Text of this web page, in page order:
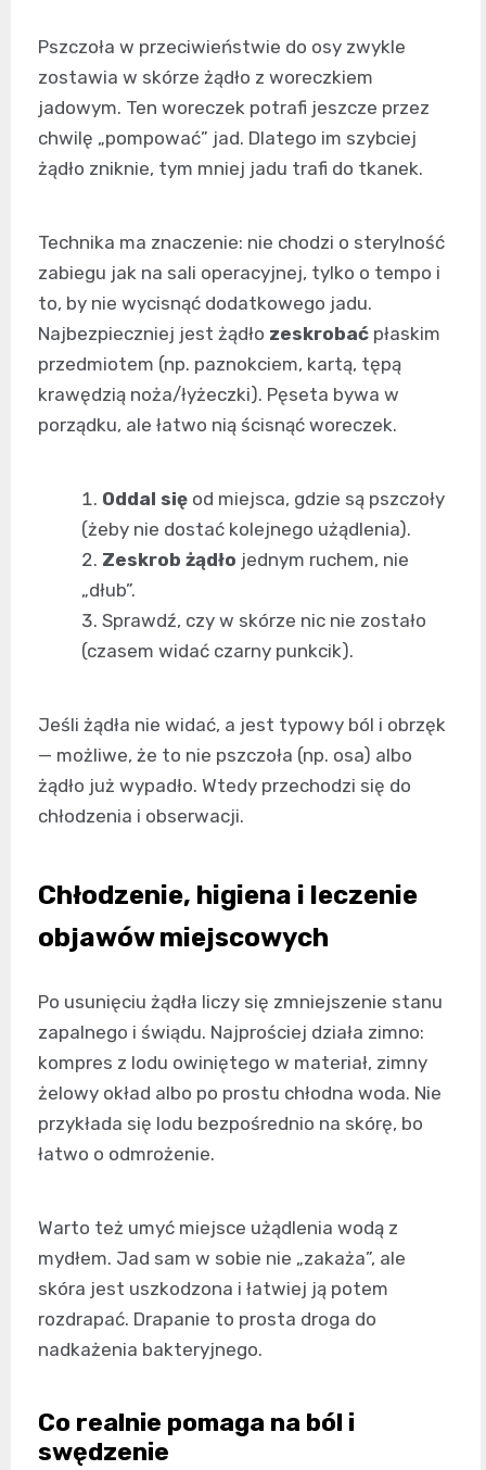
Pszczoła w przeciwieństwie do osy zwykle
zostawia w skórze żądło z woreczkiem
jadowym. Ten woreczek potrafi jeszcze przez
chwilę „pompować” jad. Dlatego im szybciej
żądło zniknie, tym mniej jadu trafi do tkanek.
Technika ma znaczenie: nie chodzi o sterylność
zabiegu jak na sali operacyjnej, tylko o tempo i
to, by nie wycisnąć dodatkowego jadu.
Najbezpieczniej jest żądło zeskrobać płaskim
przedmiotem (np. paznokciem, kartą, tępą
krawędzią noża/łyżeczki). Pęseta bywa w
porządku, ale łatwo nią ścisnąć woreczek.
Oddal się od miejsca, gdzie są pszczoły
(żeby nie dostać kolejnego użądlenia).
Zeskrob żądło jednym ruchem, nie
„dłub”.
Sprawdź, czy w skórze nic nie zostało
(czasem widać czarny punkcik).
Jeśli żądła nie widać, a jest typowy ból i obrzęk
— możliwe, że to nie pszczoła (np. osa) albo
żądło już wypadło. Wtedy przechodzi się do
chłodzenia i obserwacji.
Chłodzenie, higiena i leczenie
objawów miejscowych
Po usunięciu żądła liczy się zmniejszenie stanu
zapalnego i świądu. Najprościej działa zimno:
kompres z lodu owiniętego w materiał, zimny
żelowy okład albo po prostu chłodna woda. Nie
przykłada się lodu bezpośrednio na skórę, bo
łatwo o odmrożenie.
Warto też umyć miejsce użądlenia wodą z
mydłem. Jad sam w sobie nie „zakaża”, ale
skóra jest uszkodzona i łatwiej ją potem
rozdrapać. Drapanie to prosta droga do
nadkażenia bakteryjnego.
Co realnie pomaga na ból i
swędzenie